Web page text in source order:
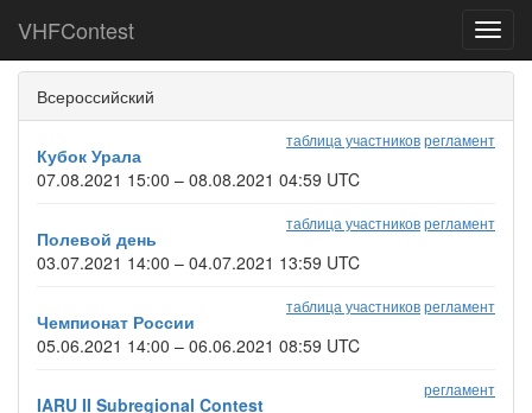
VHFContest
Всероссийский
таблица участниковрегламент
Кубок Урала
07.08.2021 15:00 – 08.08.2021 04:59 UTC
таблица участниковрегламент
Полевой день
03.07.2021 14:00 – 04.07.2021 13:59 UTC
таблица участниковрегламент
Чемпионат России
05.06.2021 14:00 – 06.06.2021 08:59 UTC
регламент
IARU II Subregional Contest